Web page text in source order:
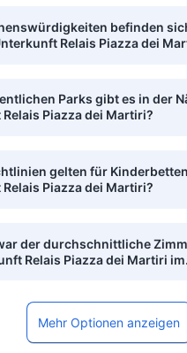
befinden
Relais Piazza dei
Parks gibt es in der
Piazza dei Martiri?
gelten für
Piazza dei Martiri?
der durchschnittliche
Relais Piazza dei Martiri im
Mehr Optionen anzeigen